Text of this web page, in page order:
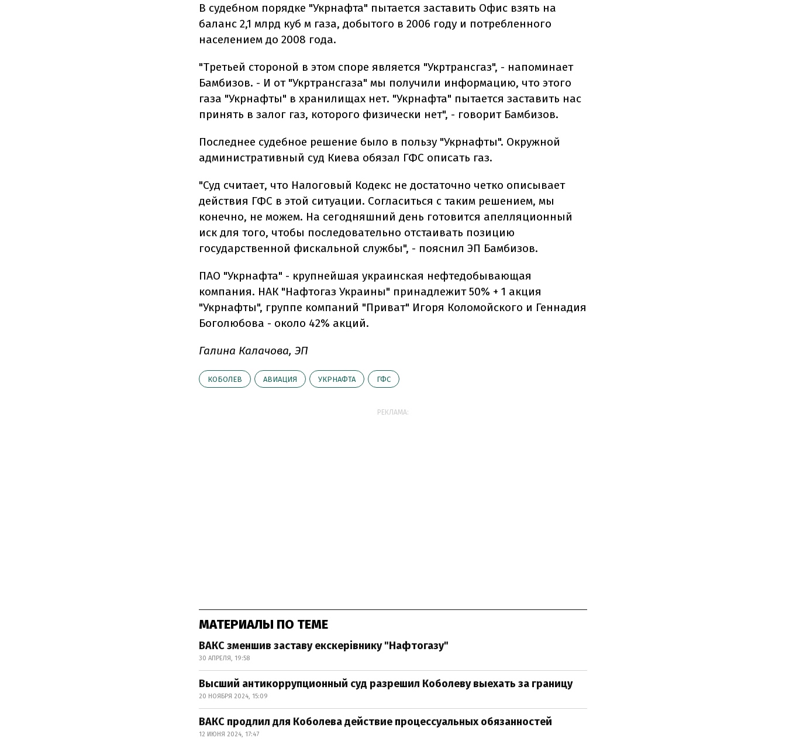
В судебном порядке "Укрнафта" пытается заставить Офис взять на
баланс 2,1 млрд куб м газа, добытого в 2006 году и потребленного
населением до 2008 года.
"Третьей стороной в этом споре является "Укртрансгаз", - напоминает
Бамбизов. - И от "Укртрансгаза" мы получили информацию, что этого
газа "Укрнафты" в хранилищах нет. "Укрнафта" пытается заставить нас
принять в залог газ, которого физически нет", - говорит Бамбизов.
Последнее судебное решение было в пользу "Укрнафты". Окружной
административный суд Киева обязал ГФС описать газ.
"Суд считает, что Налоговый Кодекс не достаточно четко описывает
действия ГФС в этой ситуации. Согласиться с таким решением, мы
конечно, не можем. На сегодняшний день готовится апелляционный
иск для того, чтобы последовательно отстаивать позицию
государственной фискальной службы", - пояснил ЭП Бамбизов.
ПАО "Укрнафта" - крупнейшая украинская нефтедобывающая
компания. НАК "Нафтогаз Украины" принадлежит 50% + 1 акция
"Укрнафты", группе компаний "Приват" Игоря Коломойского и Геннадия
Боголюбова - около 42% акций.
Галина Калачова, ЭП
КОБОЛЕВ АВИАЦИЯ УКРНАФТА ГФС
РЕКЛАМА:
МАТЕРИАЛЫ ПО ТЕМЕ
ВАКС зменшив заставу екскерівнику "Нафтогазу"
30 АПРЕЛЯ, 19:58
Высший антикоррупционный суд разрешил Коболеву выехать за границу
20 НОЯБРЯ 2024, 15:09
ВАКС продлил для Коболева действие процессуальных обязанностей
12 ИЮНЯ 2024, 17:47